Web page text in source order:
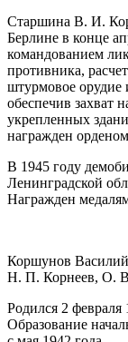
Старшина В. И.
Берлине в конце
командованием
противника,
штурмовое орудие
обеспечив захват
укрепленных
награжден
В 1945 году
Ленинградской
Награжден
Коршунов
Н. П. Корнеев, О.
Родился 2 февраля
Образование